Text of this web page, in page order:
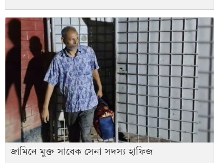
জামিনে মুক্ত সাবেক সেনা সদস্য হাফিজ